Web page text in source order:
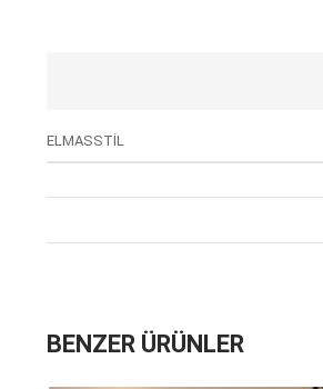
ELMASSTİL
BENZER ÜRÜNLER